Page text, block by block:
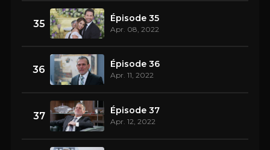
35 Épisode 35
Apr. 08, 2022
36 Épisode 36
Apr. 11, 2022
37 Épisode 37
Apr. 12, 2022